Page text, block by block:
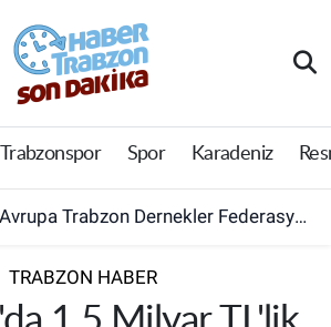
Trabzonspor Spor Karadeniz
Trabzon Dernekler Federasyonu açıldı
TRABZON HABER
Eczaneler
Durumu
Durumu ve Fikstür